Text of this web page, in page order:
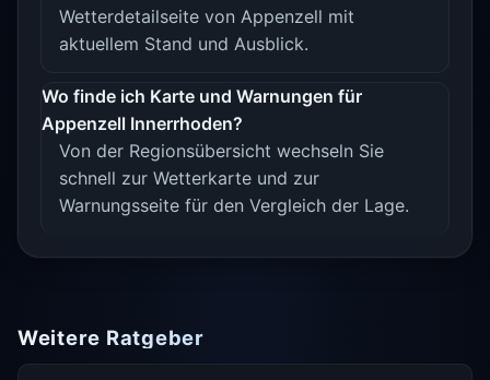
Wetterdetailseite von Appenzell mit
aktuellem Stand und Ausblick.
Wo finde ich Karte und Warnungen für
Appenzell Innerrhoden?
Von der Regionsübersicht wechseln Sie
schnell zur Wetterkarte und zur
Warnungsseite für den Vergleich der Lage.
Weitere Ratgeber